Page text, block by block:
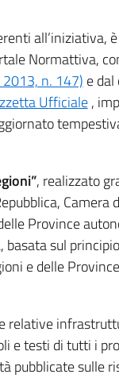
all’iniziativa,
Normattiva,
n. 147) e
Ufficiale,
, realizzato
Camera
Province
sul
e delle
relative
e testi di tutti i
pubblicate sulle